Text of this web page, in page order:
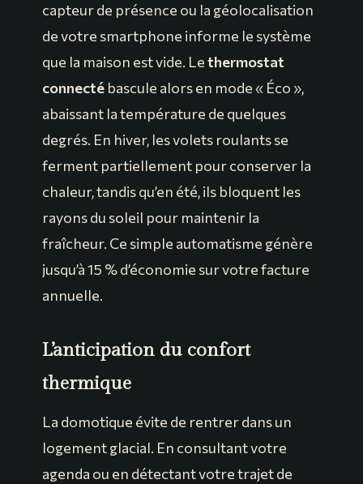
capteur de présence ou la géolocalisation
de votre smartphone informe le système
que la maison est vide. Lethermostat
connecté bascule alors en mode « Éco »,
abaissant la température de quelques
degrés. En hiver, les volets roulants se
ferment partiellement pour conserver la
chaleur, tandis qu’en été, ils bloquent les
rayons du soleil pour maintenir la
fraîcheur. Ce simple automatisme génère
jusqu’à 15 % d’économie sur votre facture
annuelle.
L’anticipation du confort
thermique
La domotique évite de rentrer dans un
logement glacial. En consultant votre
agenda ou en détectant votre trajet de